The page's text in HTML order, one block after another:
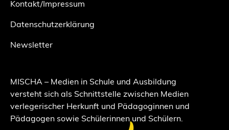
Kontakt/Impressum
Datenschutzerklärung
Newsletter
MISCHA – Medien in Schule und Ausbildung
versteht sich als Schnittstelle zwischen Medien
verlegerischer Herkunft und Pädagoginnen und
Pädagogen sowie Schülerinnen und Schülern.